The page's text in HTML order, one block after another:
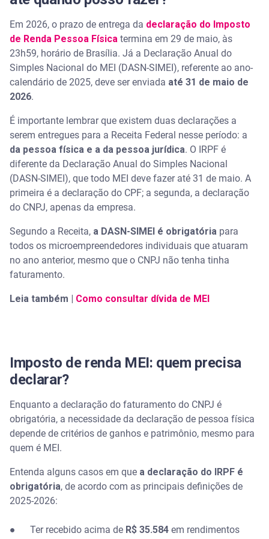
Em 2026, o prazo de entrega da declaração do Imposto
de Renda Pessoa Física termina em 29 de maio, às
23h59, horário de Brasília. Já a Declaração Anual do
Simples Nacional do MEI (DASN-SIMEI), referente ao ano-
calendário de 2025, deve ser enviada até 31 de maio de
2026.
É importante lembrar que existem duas declarações a
serem entregues para a Receita Federal nesse período: a
da pessoa física e a da pessoa jurídica. O IRPF é
diferente da Declaração Anual do Simples Nacional
(DASN-SIMEI), que todo MEI deve fazer até 31 de maio. A
primeira é a declaração do CPF; a segunda, a declaração
do CNPJ, apenas da empresa.
Segundo a Receita, a DASN-SIMEI é obrigatória para
todos os microempreendedores individuais que atuaram
no ano anterior, mesmo que o CNPJ não tenha tinha
faturamento.
Leia também | Como consultar dívida de MEI
Imposto de renda MEI: quem precisa
declarar?
Enquanto a declaração do faturamento do CNPJ é
obrigatória, a necessidade da declaração de pessoa física
depende de critérios de ganhos e patrimônio, mesmo para
quem é MEI.
Entenda alguns casos em que a declaração do IRPF é
obrigatória, de acordo com as principais definições de
2025-2026:
● Ter recebido acima de R$ 35.584 em rendimentos